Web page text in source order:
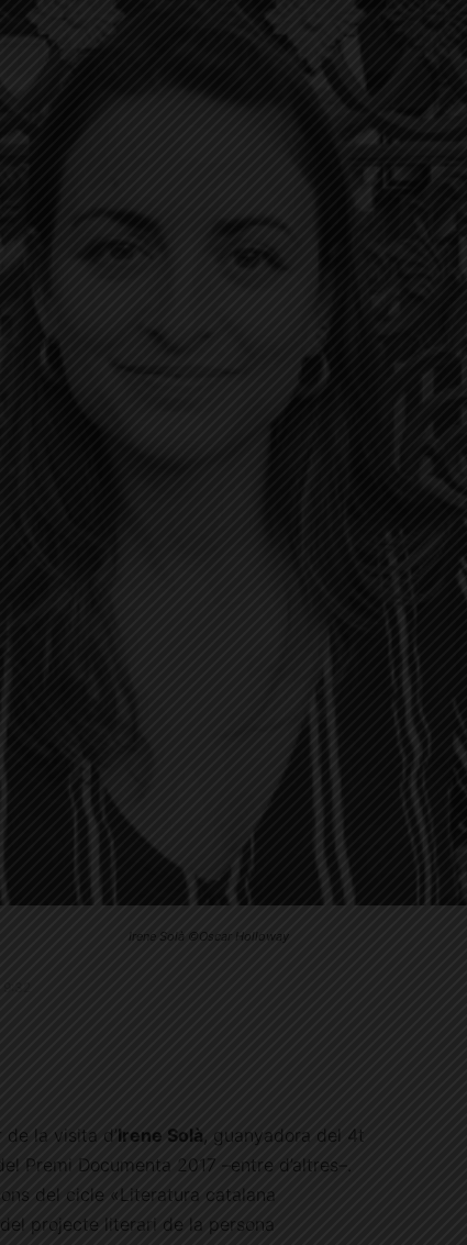
Irene Solà ©Oscar Holloway
la visita d’ Irene Solà, guanyadora del 4t
Premi Documenta 2017 –entre d’altres–.
del cicle «Literatura catalana
projecte literari de la persona